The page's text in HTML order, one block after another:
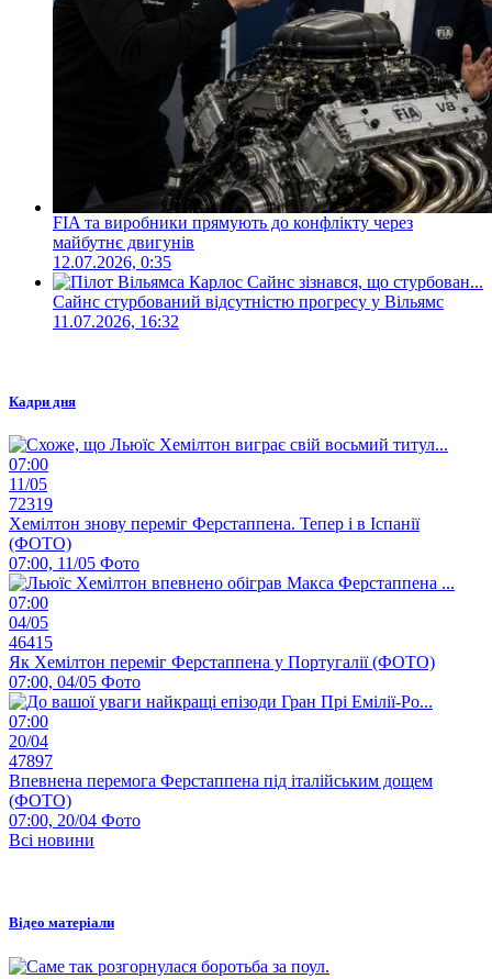
FIA та виробники прямують до конфлікту через
майбутнє двигунів
12.07.2026, 0:35
Сайнс стурбований відсутністю прогресу у Вільямс
11.07.2026, 16:32
Кадри дня
07:00
11/05
72319
Хемілтон знову переміг Ферстаппена. Тепер і в Іспанії
(ФОТО)
07:00, 11/05 Фото
07:00
04/05
46415
Як Хемілтон переміг Ферстаппена у Португалії (ФОТО)
07:00, 04/05 Фото
07:00
20/04
47897
Впевнена перемога Ферстаппена під італійським дощем
(ФОТО)
07:00, 20/04 Фото
Всі новини
Відео матеріали